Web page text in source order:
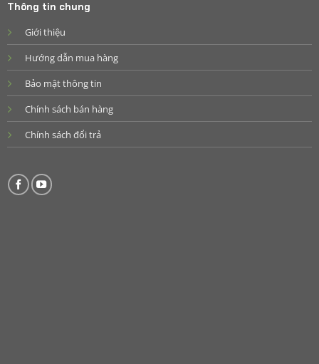
Thông tin chung
Giới thiệu
Hướng dẫn mua hàng
Bảo mật thông tin
Chính sách bán hàng
Chính sách đổi trả